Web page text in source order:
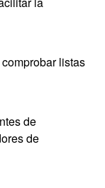
listas
de
de